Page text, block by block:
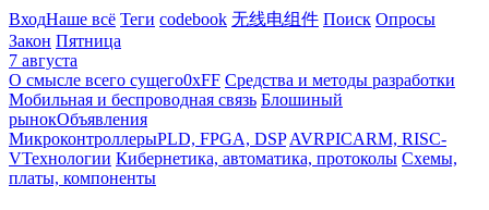
ВходНаше всё Теги codebook 无线电组件 Поиск Опросы
Закон Пятница
7 августа
О смысле всего сущего0xFF Средства и методы разработки
Мобильная и беспроводная связь Блошиный
рынокОбъявления
МикроконтроллерыPLD, FPGA, DSP AVRPICARM, RISC-
VТехнологии Кибернетика, автоматика, протоколы Схемы,
платы, компоненты